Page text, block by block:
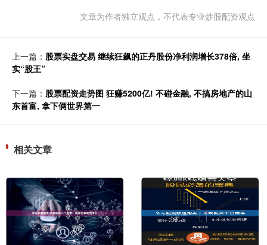
文章为作者独立观点，不代表专业炒股配资观点
上一篇： 股票实盘交易 继续狂飙的正丹股份净利润增长378倍, 坐
实“股王”
下一篇： 股票配资走势图 狂赚5200亿! 不碰金融, 不搞房地产的山
东首富, 拿下俩世界第一
相关文章